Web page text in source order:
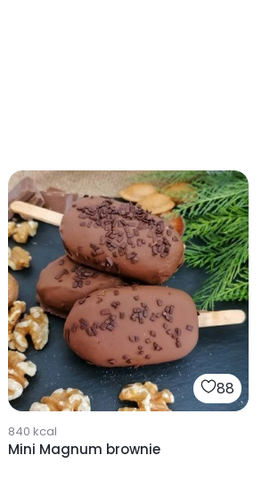
88
840 kcal
Mini Magnum brownie